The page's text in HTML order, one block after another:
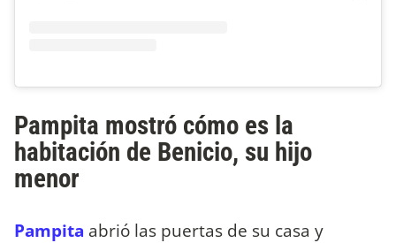
Pampita mostró cómo es la
habitación de Benicio, su hijo
menor
Pampita abrió las puertas de su casa y